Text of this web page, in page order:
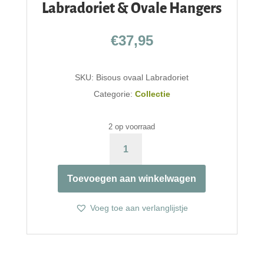
Labradoriet & Ovale Hangers
€37,95
SKU: Bisous ovaal Labradoriet
Categorie: Collectie
2 op voorraad
OVALE
HANGERS
AANTAL
Toevoegen aan winkelwagen
Voeg toe aan verlanglijstje